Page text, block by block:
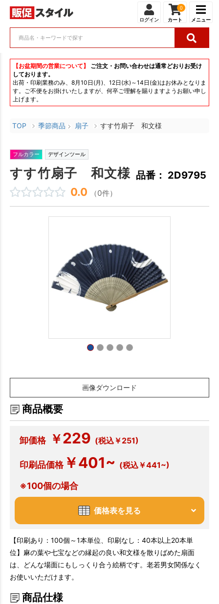
ログイン
0
カート メニュー
【お盆期間の営業について】
ご注文・お問い合わせは通常どおりお受け
しております。
出荷・印刷業務のみ、8月10日(月)、12日(水)～14日(金)はお休みとなりま
す。ご不便をお掛けいたしますが、何卒ご理解を賜りますようお願い申し
上げます。
TOP 季節商品 扇子 すす竹扇子 和文様
フルカラー デザインツール
すす竹扇子 和文様 品番： 2D9795
0.0 （0件）
画像ダウンロード
商品概要
卸価格 ￥229 (税込￥251)
印刷品価格￥401~ (税込￥441~)
※100個の場合
価格表を見る
【印刷あり：100個～1本単位、印刷なし：40本以上20本単
位】麻の葉や七宝などの縁起の良い和文様を散りばめた扇面
は、どんな場面にもしっくり合う絵柄です。老若男女関係なく
お使いいただけます。
商品仕様